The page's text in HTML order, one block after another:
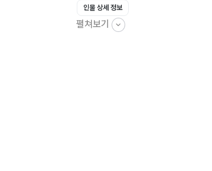
인물 상세 정보
펼쳐보기